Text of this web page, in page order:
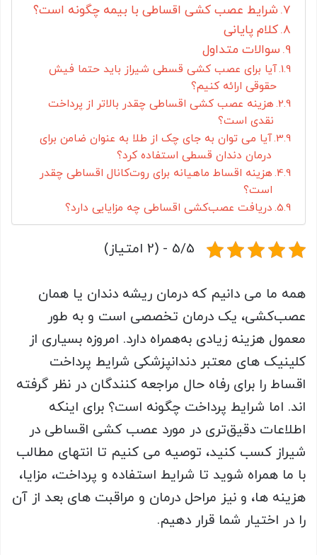
شرایط عصب کشی اقساطی با بیمه چگونه است؟
کلام پایانی
سوالات متداول
آیا برای عصب کشی قسطی شیراز باید حتما فیش
حقوقی ارائه کنیم؟
هزینه عصب کشی اقساطی چقدر بالاتر از پرداخت
نقدی است؟
آیا می توان به جای چک از طلا به عنوان ضامن برای
درمان دندان قسطی استفاده کرد؟
هزینه اقساط ماهیانه برای روت‌کانال اقساطی چقدر
است؟
دریافت عصب‌کشی اقساطی چه مزایایی دارد؟
5/5 - (2 امتیاز)
همه ما می دانیم که درمان ریشه دندان یا همان
عصب‌کشی، یک درمان تخصصی است و به طور
معمول هزینه زیادی به‌همراه دارد. امروزه بسیاری از
کلینیک های معتبر دندانپزشکی شرایط پرداخت
اقساط را برای رفاه حال مراجعه کنندگان در نظر گرفته
اند. اما شرایط پرداخت چگونه است؟ برای اینکه
اطلاعات دقیق‌تری در مورد عصب کشی اقساطی در
شیراز کسب کنید، توصیه می کنیم تا انتهای مطالب
با ما همراه شوید تا شرایط استفاده و پرداخت، مزایا،
هزینه ها، و نیز مراحل درمان و مراقبت های بعد از آن
را در اختیار شما قرار دهیم.